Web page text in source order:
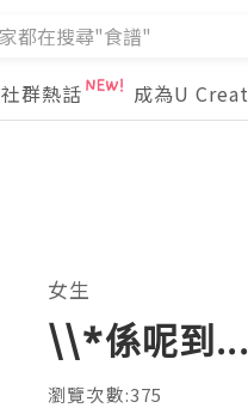
社群熱話 成為U
女生
\\*係呢到
瀏覽次數:375